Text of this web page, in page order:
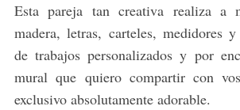
Esta pareja tan creativa realiza a
madera, letras, carteles, medidores
de trabajos personalizados y por
mural que quiero compartir con
exclusivo absolutamente adorable.